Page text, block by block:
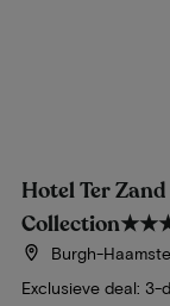
Hotel Ter
Collection
Burgh-
Exclusieve deal: